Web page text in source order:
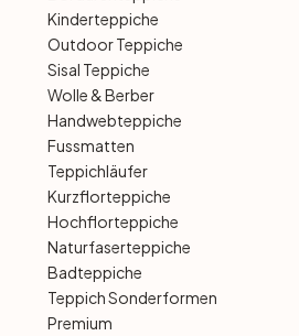
Wandtattoo & Bilderrahmen
Wandtattoo & Uhrwerk
Wandtattoo & Haken
Wandtattoo & 3D Schmetterlinge
Liebe
Familie
Künstler
Wandbilder-Set
Hexagon Bilder
Rund Bilder
Panorama Bilder
Quadratische Bilder
Selbstklebend
Papiertapeten
Tapeten Weiss
Tapeten Gold
Tapeten Schwarz
Tapeten Grau
Tischplatten
Heimtextilien
Künstlerbedarf
Kinderteppiche
Outdoor Teppiche
Sisal Teppiche
Wolle & Berber
Handwebteppiche
Fussmatten
Teppichläufer
Kurzflorteppiche
Hochflorteppiche
Naturfaserteppiche
Badteppiche
Teppich Sonderformen
Premium